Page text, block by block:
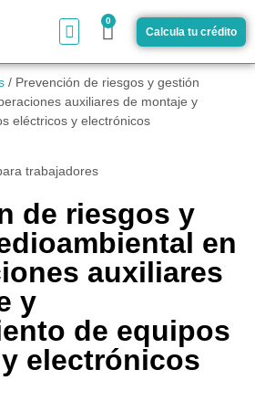
0
Calcula tu crédito
/ Prevención de riesgos y gestión
auxiliares de montaje y
eléctricos y electrónicos
de riesgos y
en
auxiliares
y
de equipos
electrónicos